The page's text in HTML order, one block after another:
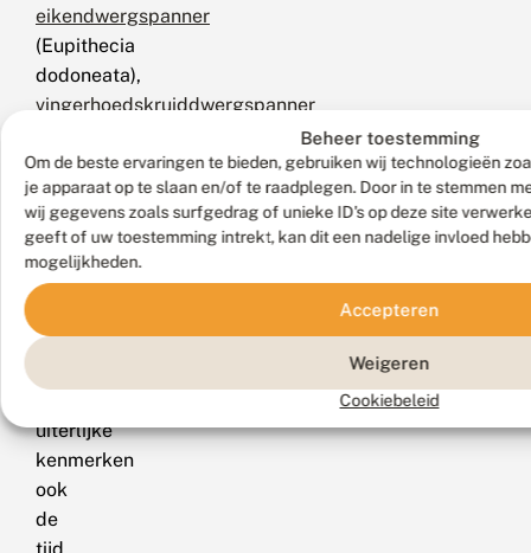
Beheer toestemming
Om de beste ervaringen te bieden, gebruiken wij technologieën
je apparaat op te slaan en/of te raadplegen. Door in te stemmen
wij gegevens zoals surfgedrag of unieke ID's op deze site
geeft of uw toestemming intrekt, kan dit een nadelige invloed
mogelijkheden.
Accepteren
Weigeren
Cookiebeleid
eikendwergspanner
(Eupithecia
dodoneata),
vingerhoedskruiddwergspanner
pulchellata)
en
beverneldwergspanner
(Eupithecia
pimpinellata).
vergelijk
uiterlijke
kenmerken
ook
de